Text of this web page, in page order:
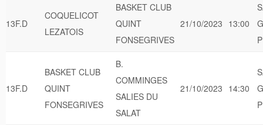
13F.D
COQUELICOT
LEZATOIS
BASKET CLUB
QUINT
FONSEGRIVES
21/10/2023 13:00
13F.D
BASKET CLUB
QUINT
FONSEGRIVES
B.
COMMINGES
SALIES DU
SALAT
21/10/2023 14:30